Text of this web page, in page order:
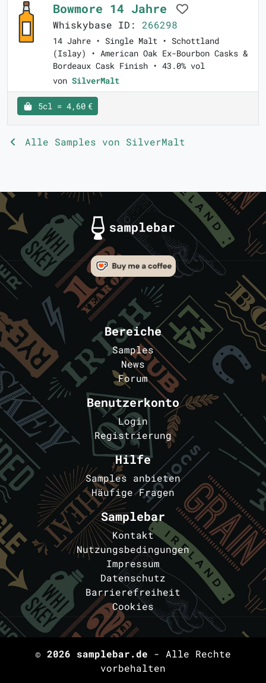
Bowmore 14 Jahre
Whiskybase ID: 266298
14 Jahre • Single Malt • Schottland
(Islay) • American Oak Ex-Bourbon Casks &
Bordeaux Cask Finish • 43.0% vol
von SilverMalt
5cl = 4,60 €
Alle Samples von SilverMalt
Bereiche
Samples
News
Forum
Benutzerkonto
Login
Registrierung
Hilfe
Samples anbieten
Häufige Fragen
Samplebar
Kontakt
Nutzungsbedingungen
Impressum
Datenschutz
Barrierefreiheit
Cookies
© 2026 samplebar.de - Alle Rechte
vorbehalten